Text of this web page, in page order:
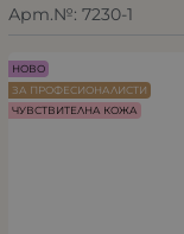
Арт.№: 7230-1
НОВО
ЗА ПРОФЕСИОНАЛИСТИ
ЧУВСТВИТЕЛНА КОЖА